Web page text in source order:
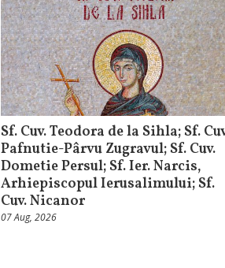
Sf. Cuv. Teodora de la Sihla; Sf.
Pafnutie-Pârvu Zugravul; Sf. Cuv.
Dometie Persul; Sf. Ier. Narcis,
Arhiepiscopul Ierusalimului; Sf.
Cuv. Nicanor
07 Aug, 2026